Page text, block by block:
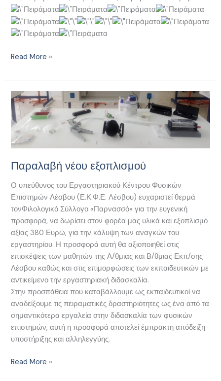
Read More »
Παραλαβή νέου εξοπλισμού
Ο υπεύθυνος του Εργαστηριακού Κέντρου Φυσικών
Επιστημών Λέσβου (Ε.Κ.Φ.Ε. Λέσβου) ευχαριστεί θερμά
τονΦιλολογικό Σύλλογο «Παρνασσό» για την ευγενική
προσφορά, να δωρίσει στον φορέα μας υλικά και εξοπλισμό
αξίας 380 Ευρώ, για την κάλυψη των αναγκών του
εργαστηρίου. Η προσφορά αυτή θα αξιοποιηθεί στις
επισκέψεις των μαθητών της Α/θμιας και Β/θμιας Εκπ/σης
Λέσβου καθώς και στις επιμορφώσεις των εκπαιδευτικών με
αντικείμενο την εργαστηριακή διδασκαλία.
Στην προσπάθεια που καταβάλλουμε ως εκπαιδευτικοί να
αναδείξουμε τις πειραματικές δραστηριότητες ως ένα από τα
σημαντικότερα εργαλεία στην διδασκαλία των φυσικών
επιστημών, αυτή η προσφορά αποτελεί έμπρακτη απόδειξη
υποστήριξης και αλληλεγγύης.
Παραλαβή
νέου
εξοπλισμού
Read More »